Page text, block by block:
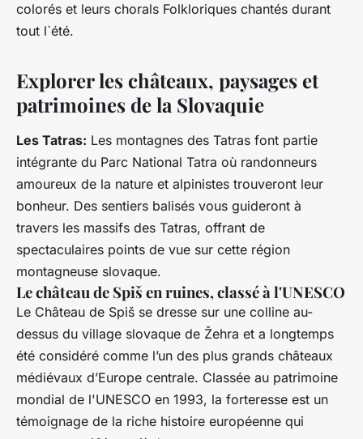
colorés et leurs chorals Folkloriques chantés durant
tout l`été.
Explorer les châteaux, paysages et
patrimoines de la Slovaquie
Les Tatras: Les montagnes des Tatras font partie
intégrante du Parc National Tatra où randonneurs
amoureux de la nature et alpinistes trouveront leur
bonheur. Des sentiers balisés vous guideront à
travers les massifs des Tatras, offrant de
spectaculaires points de vue sur cette région
montagneuse slovaque.
Le château de Spiš en ruines, classé à l'UNESCO
Le Château de Spiš se dresse sur une colline au-
dessus du village slovaque de Žehra et a longtemps
été considéré comme l’un des plus grands châteaux
médiévaux d’Europe centrale. Classée au patrimoine
mondial de l'UNESCO en 1993, la forteresse est un
témoignage de la riche histoire européenne qui